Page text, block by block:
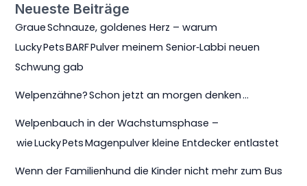
Neueste Beiträge
Graue Schnauze, goldenes Herz – warum
Lucky Pets BARF Pulver meinem Senior‑Labbi neuen
Schwung gab
Welpenzähne? Schon jetzt an morgen denken …
Welpenbauch in der Wachstumsphase –
wie Lucky Pets Magenpulver kleine Entdecker entlastet
Wenn der Familienhund die Kinder nicht mehr zum Bus